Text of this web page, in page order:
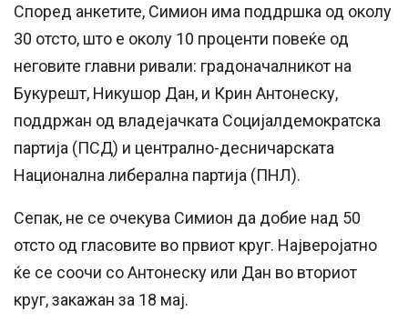
Според анкетите, Симион има поддршка од околу
30 отсто, што е околу 10 проценти повеќе од
неговите главни ривали: градоначалникот на
Букурешт, Никушор Дан, и Крин Антонеску,
поддржан од владејачката Социјалдемократска
партија (ПСД) и централно-десничарската
Национална либерална партија (ПНЛ).
Сепак, не се очекува Симион да добие над 50
отсто од гласовите во првиот круг. Најверојатно
ќе се соочи со Антонеску или Дан во вториот
круг, закажан за 18 мај.